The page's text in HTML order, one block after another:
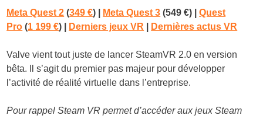
Meta Quest 2 (349 €) Meta Quest 3 (549 €) |Quest
Pro (1 199 €) | Derniers jeux VR Dernières actus VR
Valve vient tout juste de lancer SteamVR 2.0 en version
bêta. Il s’agit du premier pas majeur pour développer
l’activité de réalité virtuelle dans l’entreprise.
Pour rappel Steam VR permet d’accéder aux jeux Steam